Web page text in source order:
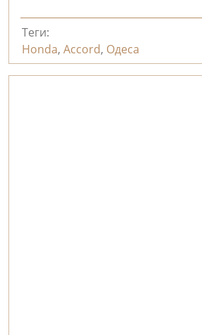
Теги:
Honda, Accord, Одеса